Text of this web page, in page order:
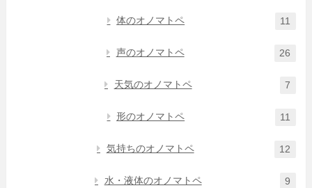
体のオノマトペ 11
声のオノマトペ 26
天気のオノマトペ 7
形のオノマトペ 11
気持ちのオノマトペ 12
水・液体のオノマトペ 9